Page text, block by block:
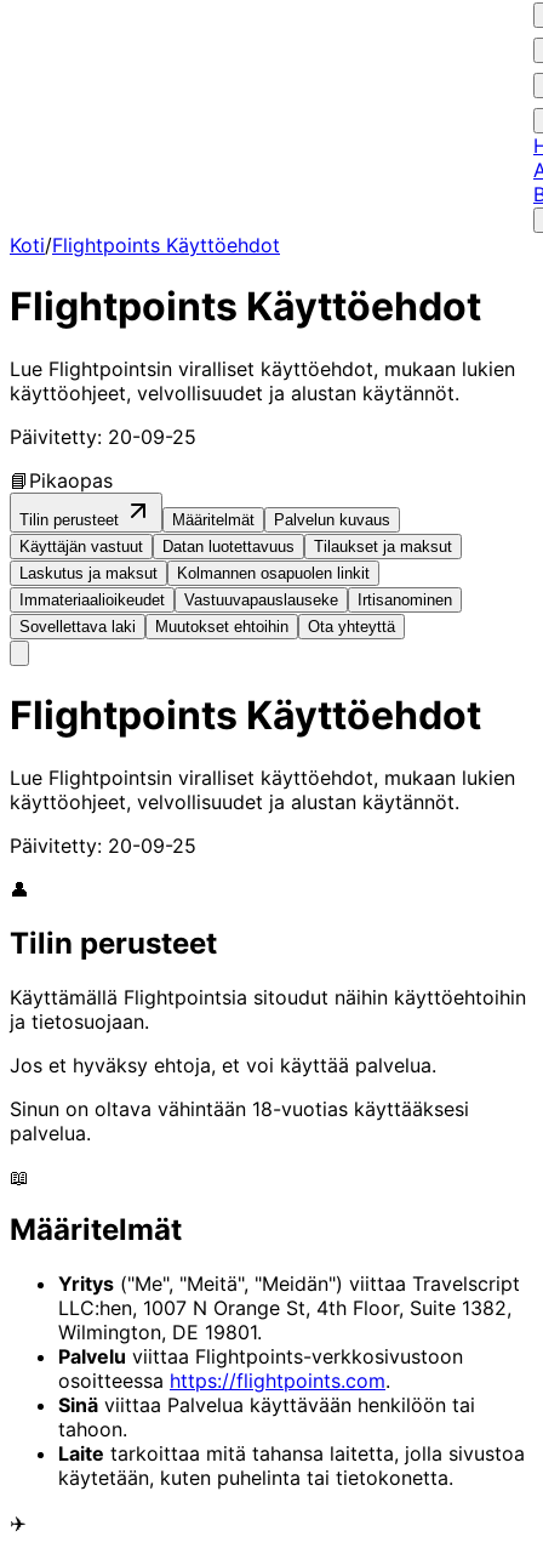
Koti/Flightpoints Käyttöehdot
Flightpoints Käyttöehdot
Lue Flightpointsin viralliset käyttöehdot, mukaan lukien
käyttöohjeet, velvollisuudet ja alustan käytännöt.
Päivitetty: 20-09-25
📘 Pikaopas
Tilin perusteet Määritelmät
Palvelun kuvaus
Käyttäjän vastuut
Datan luotettavuus
Tilaukset ja maksut
Laskutus ja maksut
Kolmannen osapuolen linkit
Immateriaalioikeudet
Vastuuvapauslauseke
Irtisanominen
Sovellettava laki
Muutokset ehtoihin Ota yhteyttä
Flightpoints Käyttöehdot
Lue Flightpointsin viralliset käyttöehdot, mukaan lukien
käyttöohjeet, velvollisuudet ja alustan käytännöt.
Päivitetty: 20-09-25
👤
Tilin perusteet
Käyttämällä Flightpointsia sitoudut näihin käyttöehtoihin
ja tietosuojaan.
Jos et hyväksy ehtoja, et voi käyttää palvelua.
Sinun on oltava vähintään 18-vuotias käyttääksesi
palvelua.
📖
Määritelmät
Yritys ("Me", "Meitä", "Meidän") viittaa Travelscript
LLC:hen, 1007 N Orange St, 4th Floor, Suite 1382,
Wilmington, DE 19801.
Palvelu viittaa Flightpoints-verkkosivustoon
osoitteessa https://flightpoints.com.
Sinä viittaa Palvelua käyttävään henkilöön tai
tahoon.
Laite tarkoittaa mitä tahansa laitetta, jolla sivustoa
käytetään, kuten puhelinta tai tietokonetta.
✈️